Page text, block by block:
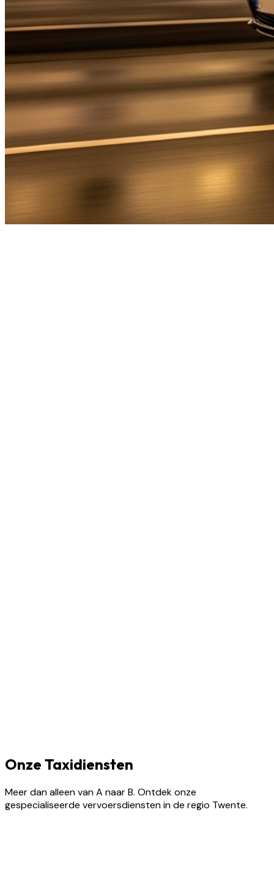
Onze Taxidiensten
Meer dan alleen van A naar B. Ontdek onze
gespecialiseerde vervoersdiensten in de regio Twente.